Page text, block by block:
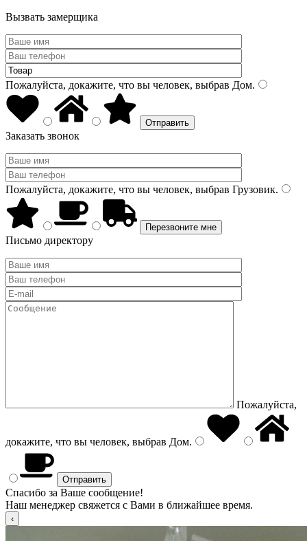
Вызвать замерщика
Пожалуйста, докажите, что вы человек, выбрав Дом.
Заказать звонок
Пожалуйста, докажите, что вы человек, выбрав Грузовик.
Письмо директору
Пожалуйста,
докажите, что вы человек, выбрав Дом.
Спасибо за Ваше сообщение!
Наш менеджер свяжется с Вами в ближайшее время.